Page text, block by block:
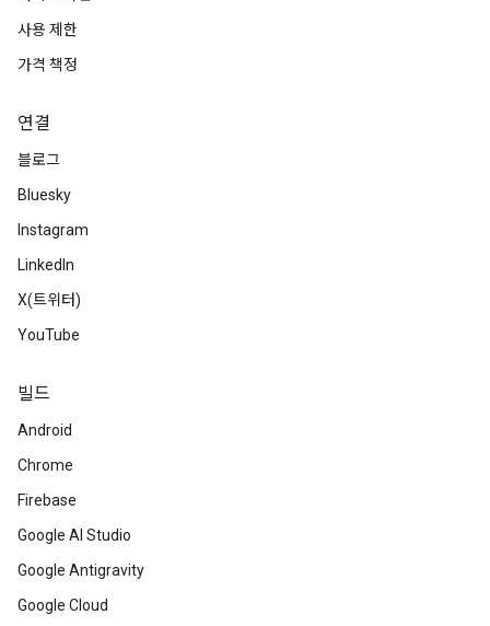
사용 제한
가격 책정
연결
블로그
Bluesky
Instagram
LinkedIn
X(트위터)
YouTube
빌드
Android
Chrome
Firebase
Google AI Studio
Google Antigravity
Google Cloud